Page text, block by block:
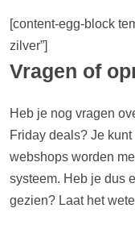
[content-egg-block
zilver”]
Vragen of
Heb je nog vragen
Friday deals? Je
webshops worden
systeem. Heb je dus
gezien? Laat het